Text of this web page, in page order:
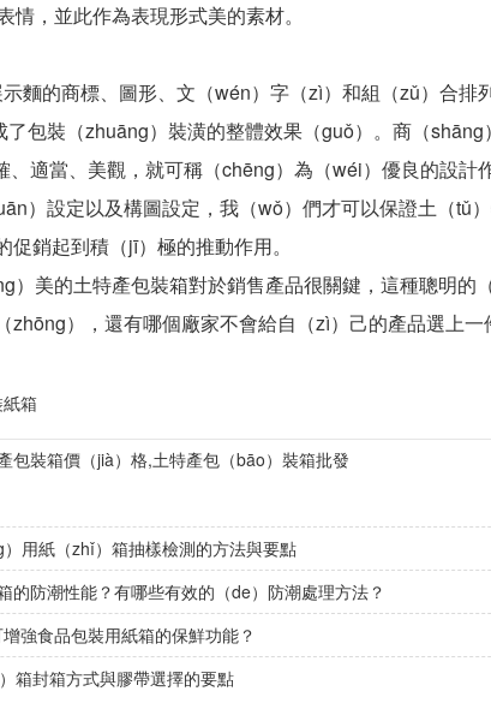
情，並此作為表現形式美的素材。
麵的商標、圖形、文（wén）字（zì）和組（zǔ）合排
了包裝（zhuāng）裝潢的整體效果（guǒ）。商（
適當、美觀，就可稱（chēng）為（wéi）優良的設計作
）設定以及構圖設定，我（wǒ）們才可以保證土（tǔ
銷起到積（jī）極的推動作用。
美的土特產包裝箱對於銷售產品很關鍵，這種聰明的
zhōng），還有哪個廠家不會給自（zì）己的產品選上一
箱
包裝箱價（jià）格,土特產包（bāo）裝箱批發
用紙（zhǐ）箱抽樣檢測的方法與要點
的防潮性能？有哪些有效的（de）防潮處理方法？
強食品包裝用紙箱的保鮮功能？
箱封箱方式與膠帶選擇的要點